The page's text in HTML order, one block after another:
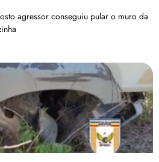
agressor conseguiu pular o muro da